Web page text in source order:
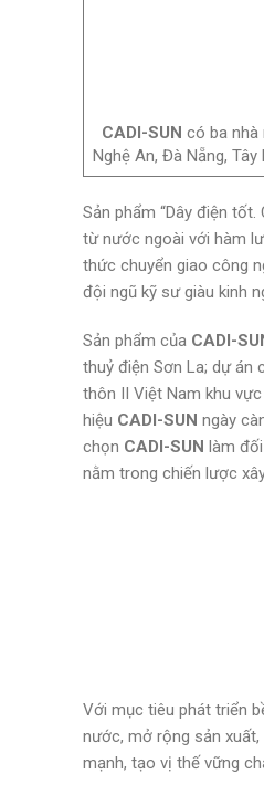
CADI-SUN có ba nhà
Nghệ An, Đà Nẵng,
Sản phẩm “Dây điện tốt.
từ nước ngoài với hàm
thức chuyển giao công
đội ngũ kỹ sư giàu kinh
Sản phẩm của CADI-
thuỷ điện Sơn La; dự án
thôn II Việt Nam khu
hiệu CADI-SUN ngày
chọn CADI-SUN làm
nằm trong chiến lược
Với mục tiêu phát triển
nước, mở rộng sản
mạnh, tạo vị thế vững